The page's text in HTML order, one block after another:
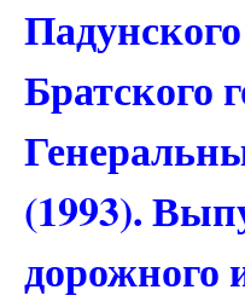
Братского
(1993).
дорожного